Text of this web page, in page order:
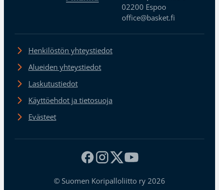
02200 Espoo
office@basket.fi
Henkilöstön yhteystiedot
Alueiden yhteystiedot
Laskutustiedot
Käyttöehdot ja tietosuoja
Evästeet
© Suomen Koripalloliitto ry 2026